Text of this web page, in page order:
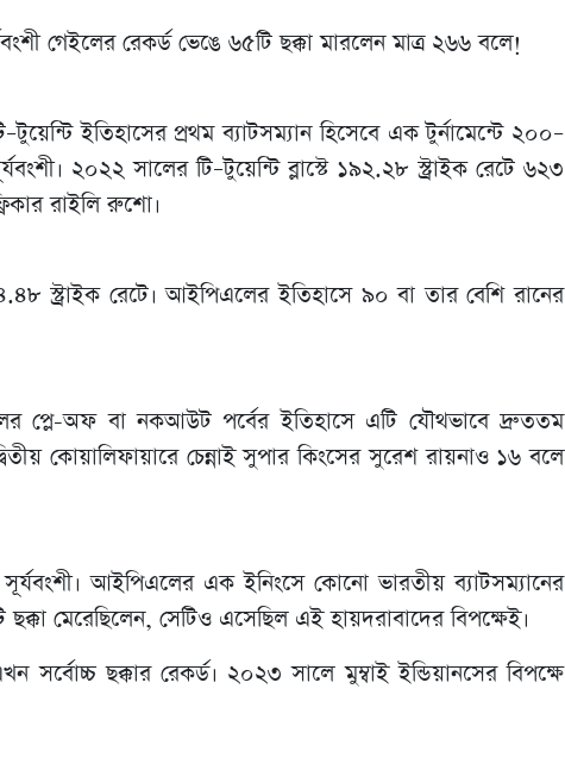
গেইলের রেকর্ড ভেঙে ৬৫টি ছক্কা মারলেন মাত্র ২৬৬ বলে!
ইতিহাসের প্রথম ব্যাটসম্যান হিসেবে এক টুর্নামেন্টে ২০০–
২০২২ সালের টি–টুয়েন্টি ব্লাস্টে ১৯২.২৮ স্ট্রাইক রেটে ৬২৩
রাইলি রুশো।
স্ট্রাইক রেটে। আইপিএলের ইতিহাসে ৯০ বা তার বেশি রানের
প্লে-অফ বা নকআউট পর্বের ইতিহাসে এটি যৌথভাবে দ্রুততম
কোয়ালিফায়ারে চেন্নাই সুপার কিংসের সুরেশ রায়নাও ১৬ বলে
সূর্যবংশী। আইপিএলের এক ইনিংসে কোনো ভারতীয় ব্যাটসম্যানের
মেরেছিলেন, সেটিও এসেছিল এই হায়দরাবাদের বিপক্ষেই।
ছক্কার রেকর্ড। ২০২৩ সালে মুম্বাই ইন্ডিয়ানসের বিপক্ষে